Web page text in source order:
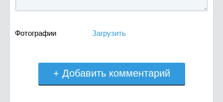
Фотографии Загрузить
+ Добавить комментарий